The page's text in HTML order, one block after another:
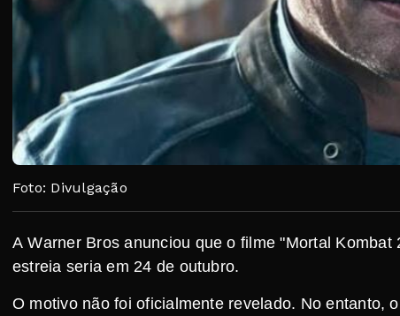
Foto: Divulgação
A Warner Bros anunciou que o filme "Mortal
estreia seria em 24 de outubro.
O motivo não foi oficialmente revelado. No entanto, o